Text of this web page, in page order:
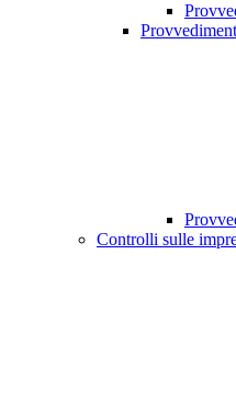
Controlli sulle